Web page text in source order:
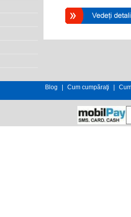
Blog Cum cumpăraţi